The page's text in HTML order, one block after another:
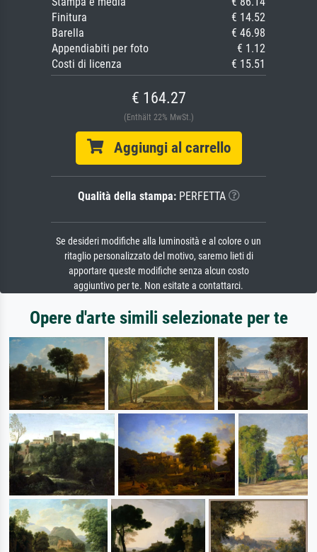
Finitura
€ 14.52
Barella
€ 46.98
Appendiabiti per foto
€ 1.12
Costi di licenza
€ 15.51
€ 164.27
(Enthält 22% MwSt.)
Aggiungi al carrello
Qualità della stampa:PERFETTA
Se desideri modifiche alla luminosità e al colore o un
ritaglio personalizzato del motivo, saremo lieti di
apportare queste modifiche senza alcun costo
aggiuntivo per te. Non esitate a contattarci.
Opere d'arte simili selezionate per te